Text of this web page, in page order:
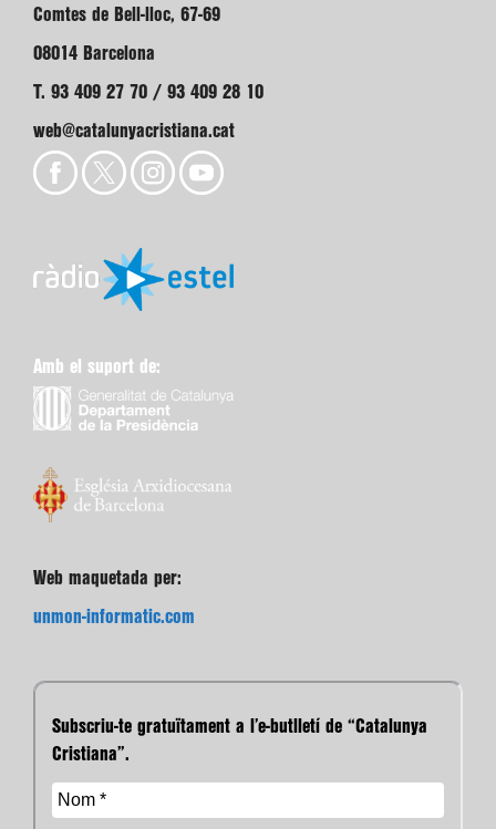
Comtes de Bell-lloc, 67-69
08014 Barcelona
T. 93 409 27 70 / 93 409 28 10
web@catalunyacristiana.cat
Amb el suport de:
Web maquetada per:
unmon-informatic.com
Subscriu-te gratuïtament a l’e-butlletí de “Catalunya
Cristiana”.